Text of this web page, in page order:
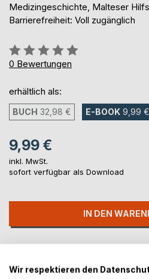
Medizingeschichte, Malteser
Barrierefreiheit: Voll zugänglich
Bewertung::
0%
0 Bewertungen
erhältlich als:
BUCH 32,98 € E-BOOK 9,99 €
9,99 €
inkl. MwSt.
sofort verfügbar als Download
IN DEN
Wir respektieren den